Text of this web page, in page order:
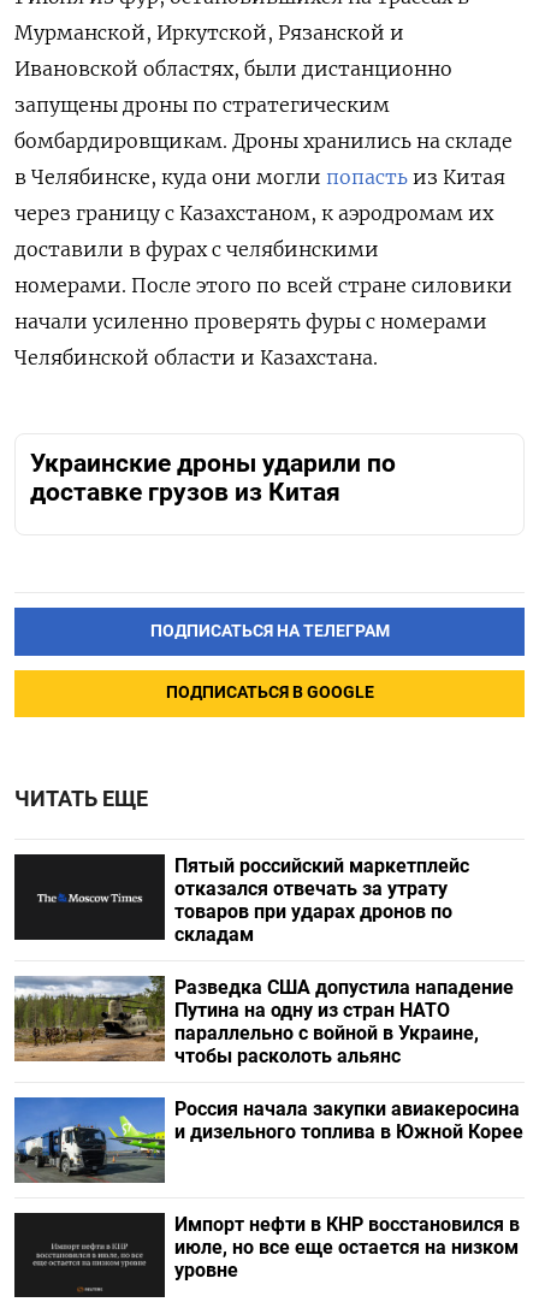
Мурманской, Иркутской, Рязанской и
Ивановской областях, были дистанционно
запущены дроны по стратегическим
бомбардировщикам. Дроны хранились на складе
в Челябинске, куда они могли попасть из Китая
через границу с Казахстаном, к аэродромам их
доставили в фурах с челябинскими
номерами. После этого по всей стране силовики
начали усиленно проверять фуры с номерами
Челябинской области и Казахстана.
Украинские дроны ударили по
доставке грузов из Китая
ПОДПИСАТЬСЯ НА ТЕЛЕГРАМ
ПОДПИСАТЬСЯ В GOOGLE
ЧИТАТЬ ЕЩЕ
Пятый российский маркетплейс
отказался отвечать за утрату
товаров при ударах дронов по
складам
Разведка США допустила нападение
Путина на одну из стран НАТО
параллельно с войной в Украине,
чтобы расколоть альянс
Россия начала закупки авиакеросина
и дизельного топлива в Южной Корее
Импорт нефти в КНР восстановился в
июле, но все еще остается на низком
уровне